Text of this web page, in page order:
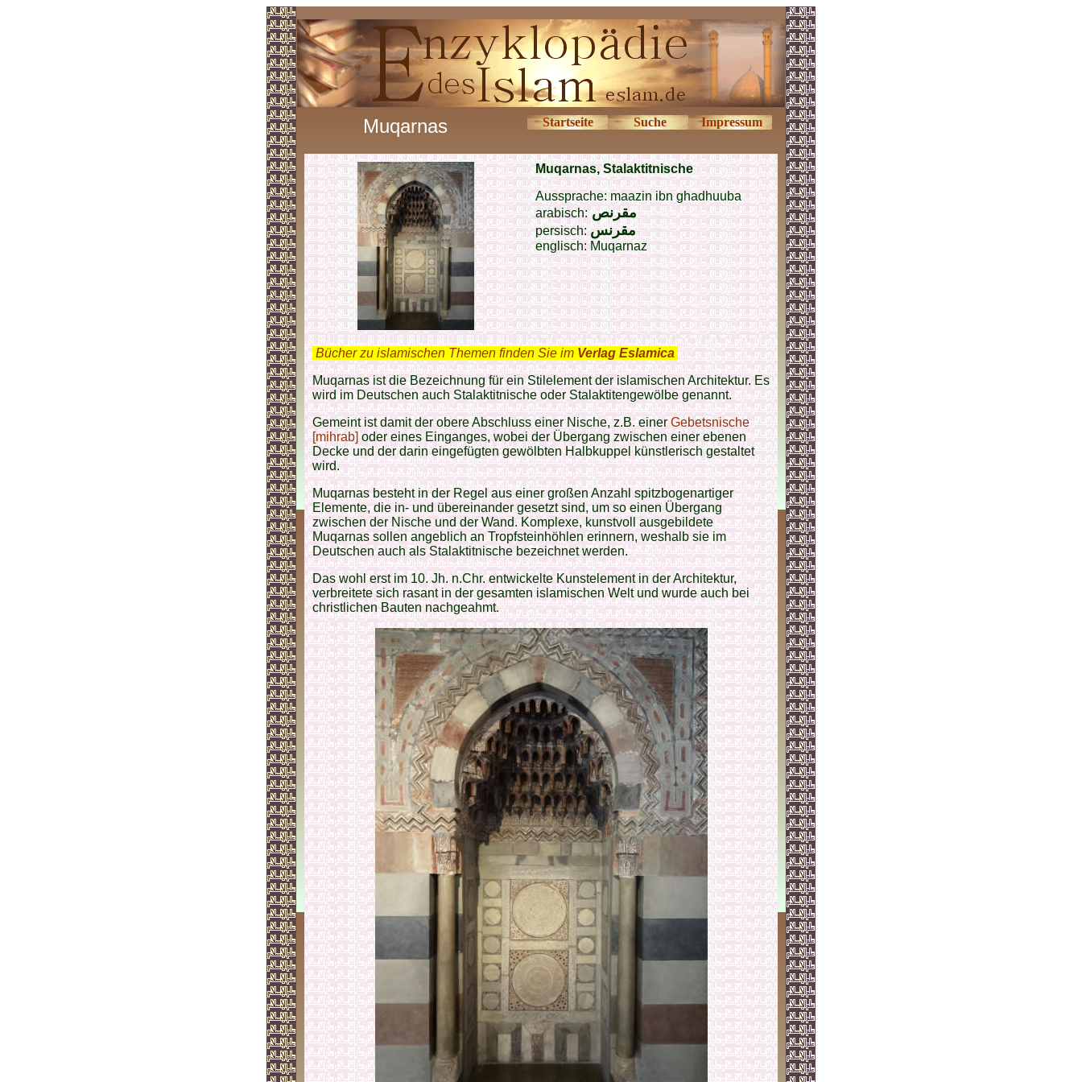
Muqarnas Startseite Suche Impressum
Muqarnas, Stalaktitnische
Aussprache: maazin ibn ghadhuuba
arabisch: مقرنص
persisch:مقرنس
englisch: Muqarnaz
Bücher zu islamischen Themen finden Sie im Verlag Eslamica
Muqarnas ist die Bezeichnung für ein Stilelement der islamischen Architektur. Es
wird im Deutschen auch Stalaktitnische oder Stalaktitengewölbe genannt.
Gemeint ist damit der obere Abschluss einer Nische, z.B. einerGebetsnische
[mihrab]oder eines Einganges, wobei der Übergang zwischen einer ebenen
Decke und der darin eingefügten gewölbten Halbkuppel künstlerisch gestaltet
wird.
Muqarnas besteht in der Regel aus einer großen Anzahl spitzbogenartiger
Elemente, die in- und übereinander gesetzt sind, um so einen Übergang
zwischen der Nische und der Wand. Komplexe, kunstvoll ausgebildete
Muqarnas sollen angeblich an Tropfsteinhöhlen erinnern, weshalb sie im
Deutschen auch als Stalaktitnische bezeichnet werden.
Das wohl erst im 10. Jh. n.Chr. entwickelte Kunstelement in der Architektur,
verbreitete sich rasant in der gesamten islamischen Welt und wurde auch bei
christlichen Bauten nachgeahmt.